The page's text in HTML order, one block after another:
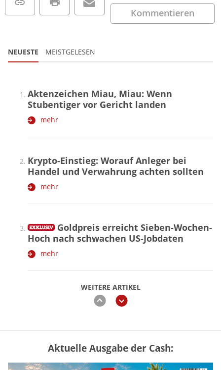
Kommentieren
NEUESTE MEISTGELESEN
WEITERE ARTIKEL
zurückweiter
Aktenzeichen Miau, Miau: Wenn
Stubentiger vor Gericht landen
mehr
Krypto-Einstieg: Worauf Anleger bei
Handel und Verwahrung achten sollten
mehr
Goldpreis erreicht Sieben-Wochen-
Hoch nach schwachen US-Jobdaten
mehr
Vermieter-Zutritt: Wann Mieter
die Wohnung öffnen müssen
Aktuelle Ausgabe der Cash: